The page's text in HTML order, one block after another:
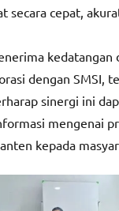
secara cepat,
kedatangan
dengan SMSI,
sinergi ini
mengenai
kepada